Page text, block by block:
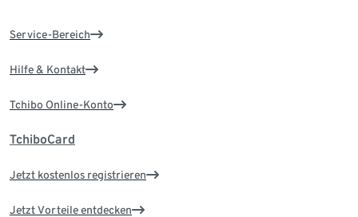
Service-Bereich
Hilfe & Kontakt
Tchibo Online-Konto
TchiboCard
Jetzt kostenlos registrieren
Jetzt Vorteile entdecken